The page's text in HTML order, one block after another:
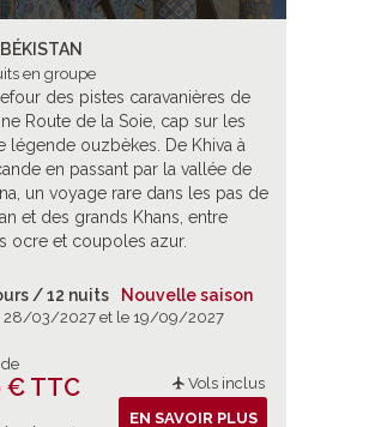
en groupe
des pistes caravanières de
Route de la Soie, cap sur les
légende ouzbèkes. De Khiva à
en passant par la vallée de
un voyage rare dans les pas de
et des grands Khans, entre
ocre et coupoles azur.
/ 12 nuits Nouvelle saison
28/03/2027 et le 19/09/2027
€ TTC Vols inclus
EN SAVOIR PLUS